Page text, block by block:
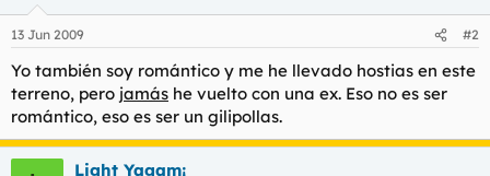
13 Jun 2009 #2
Yo también soy romántico y me he llevado hostias en este
terreno, pero jamás he vuelto con una ex. Eso no es ser
romántico, eso es ser un gilipollas.
Light Yagam¡